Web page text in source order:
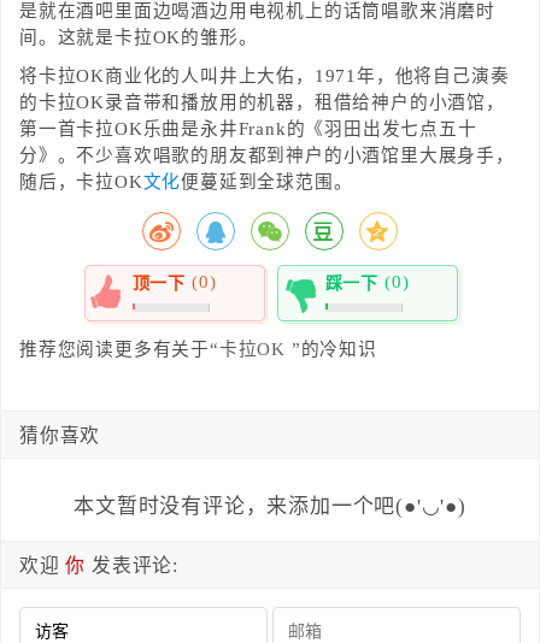
是就在酒吧里面边喝酒边用电视机上的话筒唱歌来消磨时
间。这就是卡拉OK的雏形。
将卡拉OK商业化的人叫井上大佑，1971年，他将自己演奏
的卡拉OK录音带和播放用的机器，租借给神户的小酒馆，
第一首卡拉OK乐曲是永井Frank的《羽田出发七点五十
分》。不少喜欢唱歌的朋友都到神户的小酒馆里大展身手，
随后，卡拉OK文化便蔓延到全球范围。
顶一下 (0)
0%
踩一下 (0)
0%
推荐您阅读更多有关于“卡拉OK ”的冷知识
猜你喜欢
本文暂时没有评论，来添加一个吧(●'◡'●)
欢迎你 发表评论: